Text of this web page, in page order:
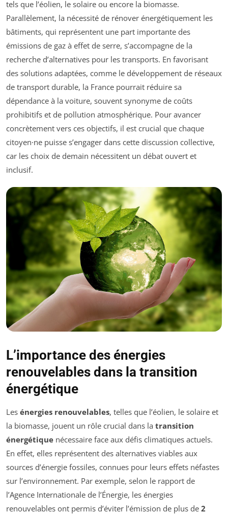
tels que l’éolien, le solaire ou encore la biomasse.
Parallèlement, la nécessité de rénover énergétiquement les
bâtiments, qui représentent une part importante des
émissions de gaz à effet de serre, s’accompagne de la
recherche d’alternatives pour les transports. En favorisant
des solutions adaptées, comme le développement de réseaux
de transport durable, la France pourrait réduire sa
dépendance à la voiture, souvent synonyme de coûts
prohibitifs et de pollution atmosphérique. Pour avancer
concrètement vers ces objectifs, il est crucial que chaque
citoyen·ne puisse s’engager dans cette discussion collective,
car les choix de demain nécessitent un débat ouvert et
inclusif.
L’importance des énergies
renouvelables dans la transition
énergétique
Les énergies renouvelables, telles que l’éolien, le solaire et
la biomasse, jouent un rôle crucial dans la transition
énergétique nécessaire face aux défis climatiques actuels.
En effet, elles représentent des alternatives viables aux
sources d’énergie fossiles, connues pour leurs effets néfastes
sur l’environnement. Par exemple, selon le rapport de
l’Agence Internationale de l’Énergie, les énergies
renouvelables ont permis d’éviter l’émission de plus de 2